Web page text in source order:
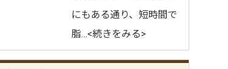
にもある通り、短時間で
脂…<続きをみる>